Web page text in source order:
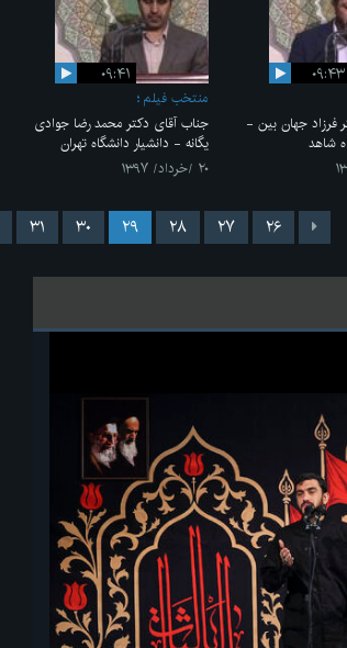
۰۹:۴۳
فرزاد جهان بین -
شاهد
۰۹:۴۱
منتخب فیلم
جناب آقای دکتر محمد رضا جوادی
یگانه - دانشیار دانشگاه تهران
۲۰ /خرداد/ ۱۳۹۷
۲۶ ۲۷ ۲۸ ۲۹ ۳۰ ۳۱